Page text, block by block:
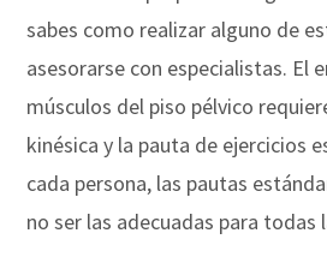
sabes como realizar alguno de
asesorarse con especialistas. El
músculos del piso pélvico
kinésica y la pauta de ejercicios
cada persona, las pautas
no ser las adecuadas para todas